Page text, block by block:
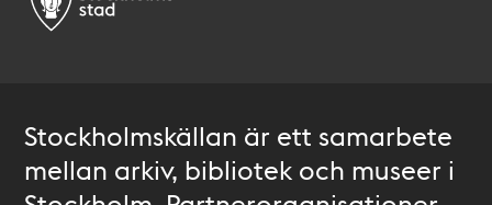
Stockholmskällan är ett samarbete
mellan arkiv, bibliotek och museer i